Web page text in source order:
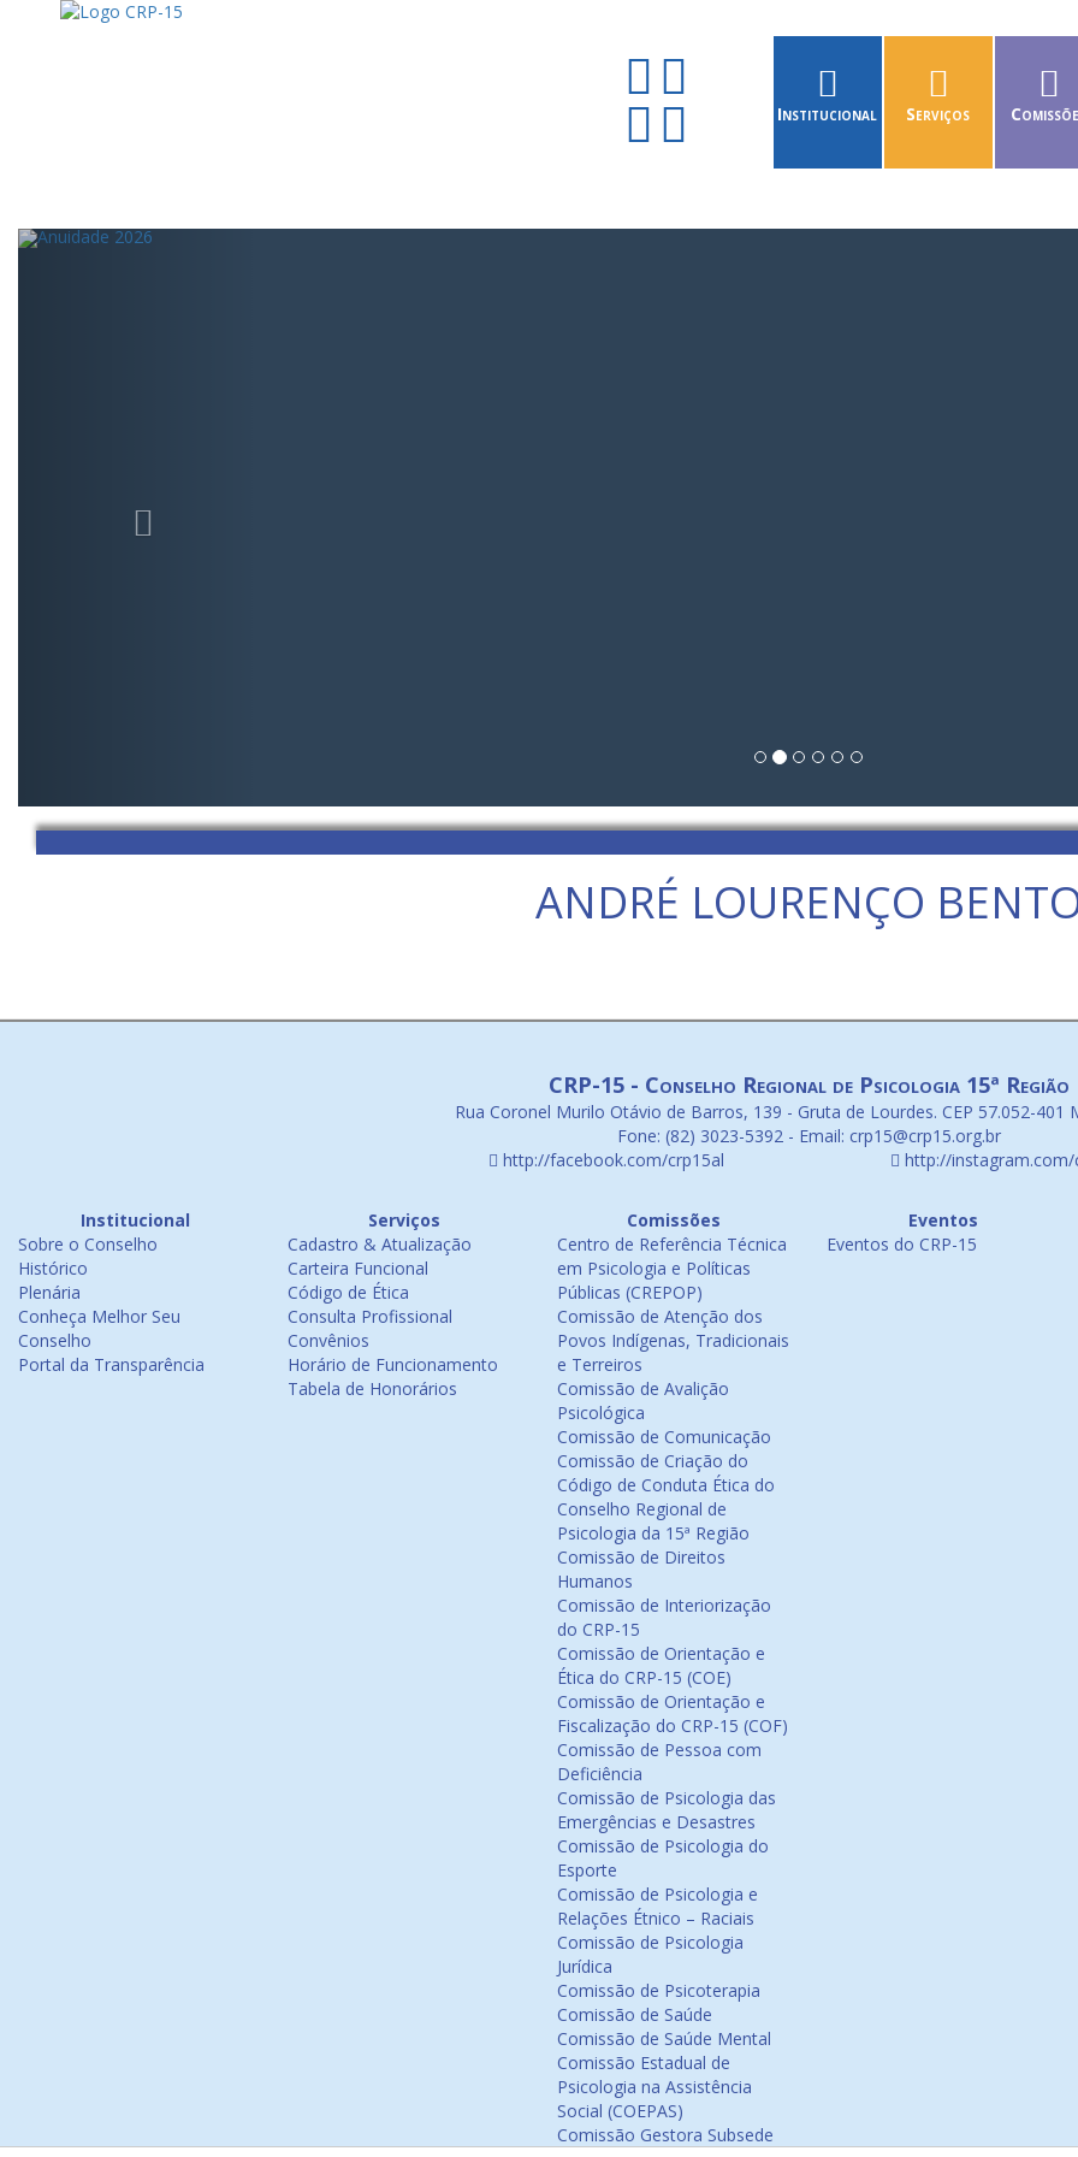
Institucional Serviços
ANDRÉ LOURENÇO
CRP-15 - Conselho Regional de Psicologia 15ª Região
Rua Coronel Murilo Otávio de Barros, 139 - Gruta de Lourdes. CEP 57.052-401
Fone: (82) 3023-5392 - Email: crp15@crp15.org.br
http://facebook.com/crp15al
http://instagram.com/
Institucional
Sobre o Conselho
Histórico
Plenária
Conheça Melhor Seu
Conselho
Portal da Transparência
Serviços
Cadastro & Atualização
Carteira Funcional
Código de Ética
Consulta Profissional
Convênios
Horário de Funcionamento
Tabela de Honorários
Comissões
Centro de Referência Técnica
em Psicologia e Políticas
Públicas (CREPOP)
Comissão de Atenção dos
Povos Indígenas, Tradicionais
e Terreiros
Comissão de Avalição
Psicológica
Comissão de Comunicação
Comissão de Criação do
Código de Conduta Ética do
Conselho Regional de
Psicologia da 15ª Região
Comissão de Direitos
Humanos
Comissão de Interiorização
do CRP-15
Comissão de Orientação e
Ética do CRP-15 (COE)
Comissão de Orientação e
Fiscalização do CRP-15 (COF)
Comissão de Pessoa com
Deficiência
Comissão de Psicologia das
Emergências e Desastres
Comissão de Psicologia do
Esporte
Comissão de Psicologia e
Relações Étnico – Raciais
Comissão de Psicologia
Jurídica
Comissão de Psicoterapia
Comissão de Saúde
Comissão de Saúde Mental
Comissão Estadual de
Psicologia na Assistência
Social (COEPAS)
Comissão Gestora Subsede
Eventos
Eventos do CRP-15